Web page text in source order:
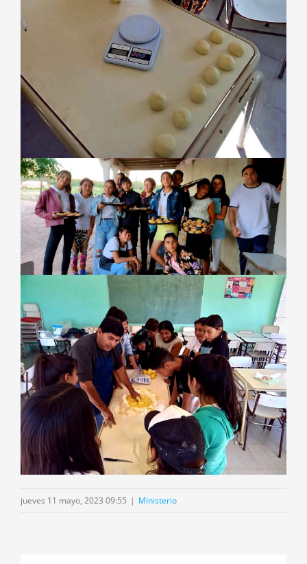
jueves 11 mayo, 2023 09:55 | Ministerio